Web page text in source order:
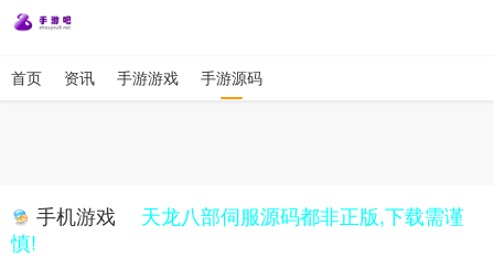
首页 资讯 手游游戏 手游源码
手机游戏
天龙八部伺服源码都非正版,下载需谨
慎!